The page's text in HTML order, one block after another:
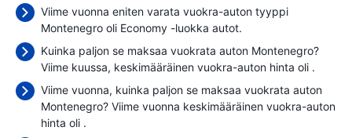
Viime vuonna eniten varata vuokra-auton tyyppi
Montenegro oli Economy -luokka autot.
Kuinka paljon se maksaa vuokrata auton Montenegro?
Viime kuussa, keskimääräinen vuokra-auton hinta oli .
Viime vuonna, kuinka paljon se maksaa vuokrata auton
Montenegro? Viime vuonna keskimääräinen vuokra-auton
hinta oli .